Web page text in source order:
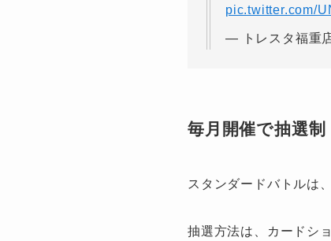
pic.twitter.com/
— トレスタ福重
毎月開催で抽選制
スタンダードバトルは、
抽選方法は、カードシ